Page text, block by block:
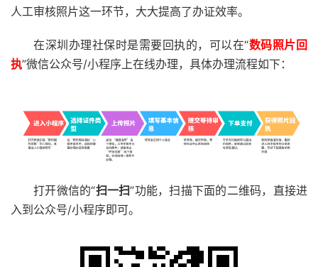
人工审核照片这一环节，大大提高了办证效率。
在深圳办理社保时是需要回执的，可以在“数码照片回
执”微信公众号/小程序上在线办理，具体办理流程如下：
打开微信的“扫一扫”功能，扫描下面的二维码，直接进
入到公众号/小程序即可。